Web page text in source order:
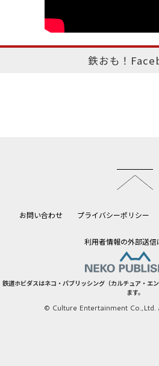
鉄おも！
お問い合わせ プライバシーポリシー
利用者情報の外部送信
鉄道ホビダスはネコ・パブリッシング（カルチュア・エ
ます。
© Culture Entertainment Co.,Ltd.